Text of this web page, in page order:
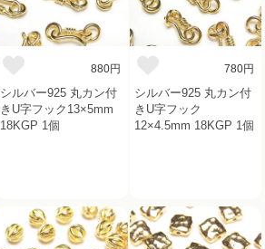
880円
シルバー925 丸カン付
きU字フック13×5mm
18KGP 1個
780円
シルバー925 丸カン付
きU字フック
12×4.5mm 18KGP 1個